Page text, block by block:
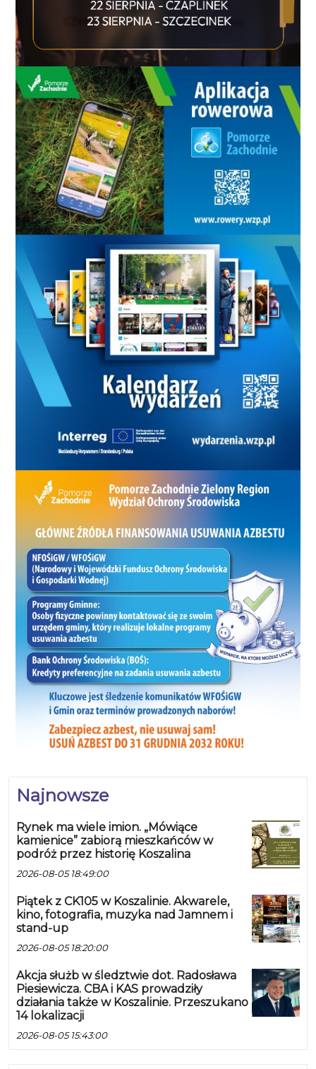
Najnowsze
Rynek ma wiele imion. „Mówiące
kamienice” zabiorą mieszkańców w
podróż przez historię Koszalina
2026-08-05 18:49:00
Piątek z CK105 w Koszalinie. Akwarele,
kino, fotografia, muzyka nad Jamnem i
stand-up
2026-08-05 18:20:00
Akcja służb w śledztwie dot. Radosława
Piesiewicza. CBA i KAS prowadziły
działania także w Koszalinie. Przeszukano
14 lokalizacji
2026-08-05 15:43:00